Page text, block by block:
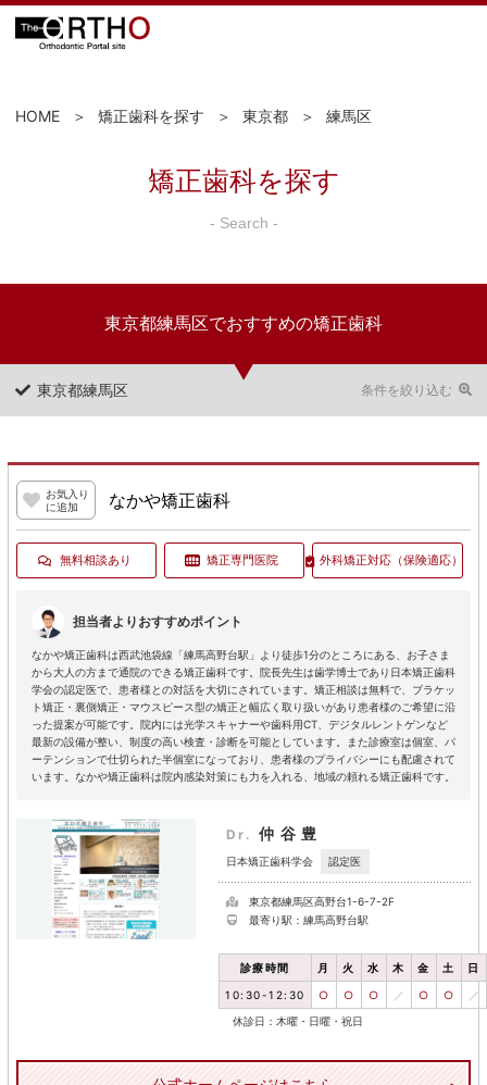
HOME 矯正歯科を探す 東京都 練馬区
矯正歯科を探す
- Search -
東京都練馬区でおすすめの矯正歯科
東京都練馬区 条件を絞り込む
お気入り
に追加
なかや矯正歯科
無料相談あり 矯正専門医院 外科矯正対応 （保険適応）
担当者よりおすすめポイント
なかや矯正歯科は西武池袋線「練馬高野台駅」より徒歩1分のところにある、お子さま
から大人の方まで通院のできる矯正歯科です。院長先生は歯学博士であり日本矯正歯科
学会の認定医で、患者様との対話を大切にされています。矯正相談は無料で、ブラケッ
ト矯正・裏側矯正・マウスピース型の矯正と幅広く取り扱いがあり患者様のご希望に沿
った提案が可能です。院内には光学スキャナーや歯科用CT、デジタルレントゲンなど
最新の設備が整い、制度の高い検査・診断を可能としています。また診療室は個室、パ
ーテンションで仕切られた半個室になっており、患者様のプライバシーにも配慮されて
います。なかや矯正歯科は院内感染対策にも力を入れる、地域の頼れる矯正歯科です。
Dr. 仲谷豊
日本矯正歯科学会 認定医
東京都練馬区高野台1-6-7-2F
最寄り駅：練馬高野台駅
診療時間 月 火 水 木 金 土 日
10:30-12:30 ○ ○ ○ ／ ○ ○ ／
休診日：木曜・日曜・祝日